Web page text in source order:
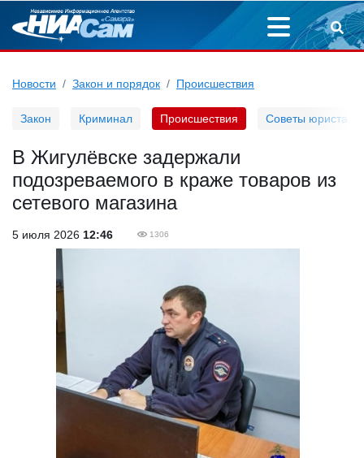
Новости Закон и порядок Происшествия
Закон Криминал Происшествия Советы юриста
В Жигулёвске задержали
подозреваемого в краже товаров из
сетевого магазина
5 июля 2026 12:46 1306